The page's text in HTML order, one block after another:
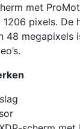
met
pixels. De
48 megapixels